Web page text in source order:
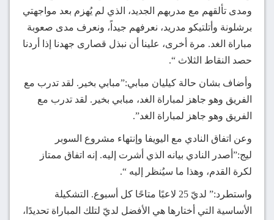
ومدى تألقهم مع مدربهم الجديد، الذي لم يُهزم بعد مواجهتي
برشلونة وأتلتيكو مدريد، نعرفهم جيداً، ونعرف مدى صعوبة
مباراة الغد. مرة أخرى، علينا أن نبذل قصارى جهدنا إذا أردنا
حصد النقاط الثلاث “.
وأضاف بشان حالة كيليان مبابي:”مبابي بخير. لقد تدرب مع
الفريق وهو جاهز لمباراة الغد، مبابي بخير. لقد تدرب مع
الفريق وهو جاهز لمباراة الغد”.
وعن اتفاق النادي مع اليويفا وإنتهاء مشروع السوبر
ليج:”أصدر النادي بيانه الذي أشرت إليه. إنه اتفاق ممتاز
لكرة القدم، وهذا ما سيُنظر إليه “.
واستطرد:” لديّ 25 لاعبًا متاحًا كل أسبوع. التشكيلة
الأساسية التي أختارها هي الأفضل لديّ لتلك المباراة تحديدًا،